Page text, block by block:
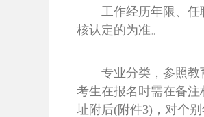
工作经历年限、任
核认定的为准。
专业分类，参照教
考生在报名时需在备
址附后(附件3)，对个